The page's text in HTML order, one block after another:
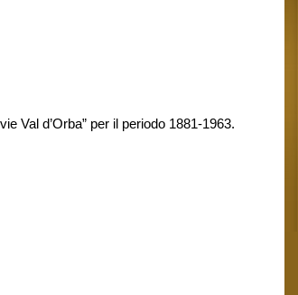
Val d’Orba” per il periodo 1881-1963.